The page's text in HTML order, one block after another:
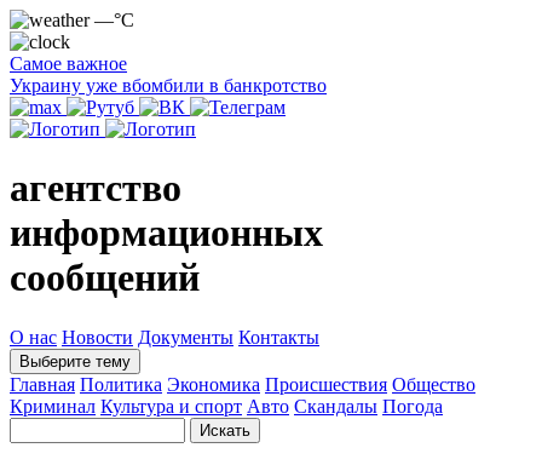
—°C
Самое важное
Украину уже вбомбили в банкротство
агентство
информационных
сообщений
О нас Новости Документы Контакты
Выберите тему
Главная Политика Экономика Происшествия Общество
Криминал Культура и спорт Авто Скандалы Погода